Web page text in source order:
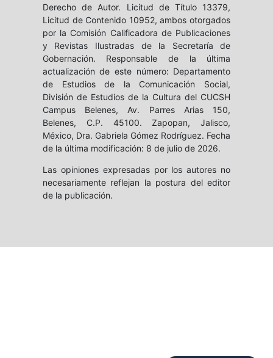
Derecho de Autor. Licitud de Título 13379,
Licitud de Contenido 10952, ambos otorgados
por la Comisión Calificadora de Publicaciones
y Revistas Ilustradas de la Secretaría de
Gobernación. Responsable de la última
actualización de este número: Departamento
de Estudios de la Comunicación Social,
División de Estudios de la Cultura del CUCSH
Campus Belenes, Av. Parres Arias 150,
Belenes, C.P. 45100. Zapopan, Jalisco,
México, Dra. Gabriela Gómez Rodríguez. Fecha
de la última modificación: 8 de julio de 2026.
Las opiniones expresadas por los autores no
necesariamente reflejan la postura del editor
de la publicación.